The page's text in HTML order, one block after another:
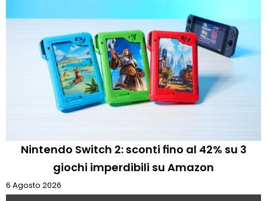
Nintendo Switch 2: sconti fino al 42% su 3
giochi imperdibili su Amazon
6 Agosto 2026